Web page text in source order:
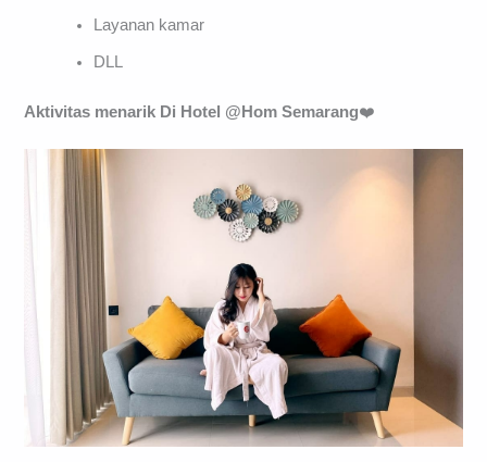
Layanan kamar
DLL
Aktivitas menarik Di Hotel @Hom Semarang❤️